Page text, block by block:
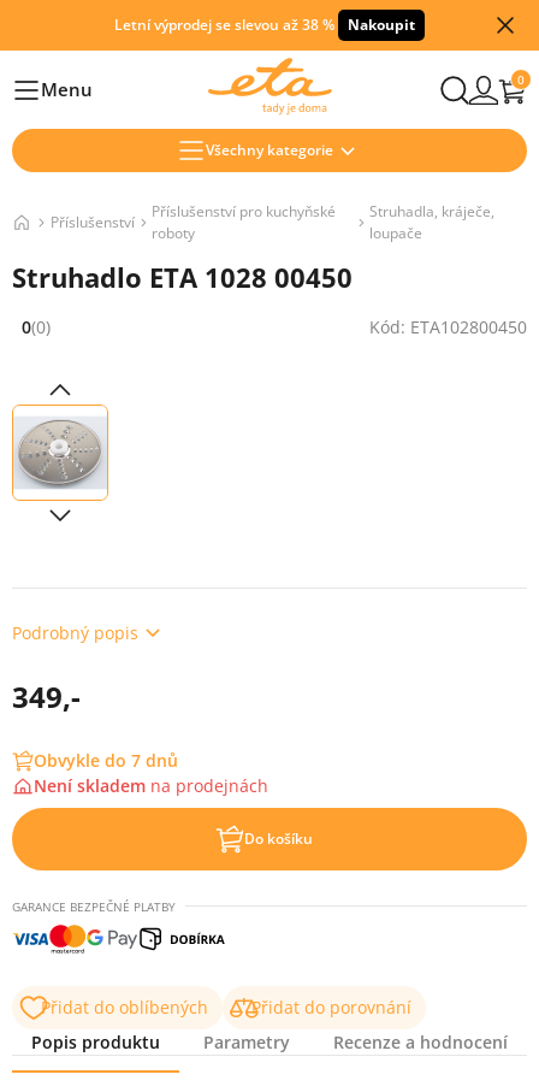
Letní výprodej se slevou až 38 % Nakoupit
HlavníMenu 0
Všechny kategorie
Příslušenství
Příslušenství pro kuchyňské
roboty
Struhadla, kráječe,
loupače
Struhadlo ETA 1028 00450
Hodnocení: 0 z 5 (0 recenzí)
0(0) Kód: ETA102800450
Podrobný popis
349,-
Obvykle do 7 dnů
Není skladem na prodejnách
Do košíku
GARANCE BEZPEČNÉ PLATBY
Přidat do oblíbených
Přidat do porovnání
Popis produktu
Parametry Recenze a hodnocení